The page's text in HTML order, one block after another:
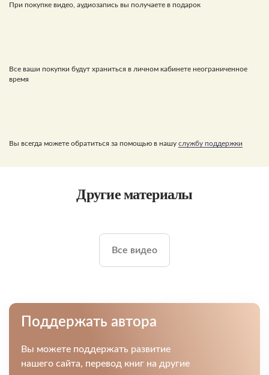
При покупке видео, аудиозапись вы получаете в подарок
Все ваши покупки будут храниться в личном кабинете неограниченное
время
Вы всегда можете обратиться за помощью в нашу службу поддержки
Другие материалы
Все видео
Поддержать автора
Вы можете поддержать развитие
нашего сайта, перевод книг на другие